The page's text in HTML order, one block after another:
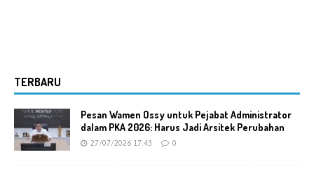
TERBARU
Pesan Wamen Ossy untuk Pejabat Administrator
dalam PKA 2026: Harus Jadi Arsitek Perubahan
27/07/2026 17:43 0